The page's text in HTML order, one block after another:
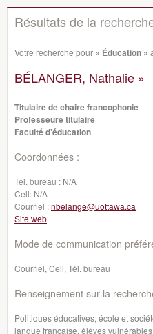
Résultats de la
Votre recherche pour « Éducation »
BÉLANGER, Nathalie »
Titulaire de chaire francophonie
Professeure titulaire
Faculté d'éducation
Coordonnées :
Tél. bureau : N/A
Cell: N/A
Courriel :nbelange@uottawa.ca
Site web
Mode de communication
Courriel, Cell, Tél. bureau
Renseignement sur la
Politiques éducatives, école et
langue française, élèves